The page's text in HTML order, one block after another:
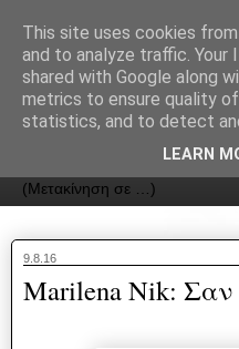
ΟΔΟΣ
9.8.16
Marilena Nik: Σαν
This site uses cookies
and to analyze traffic. Your
shared with Google along
metrics to ensure quality
statistics, and to detect
LEARN